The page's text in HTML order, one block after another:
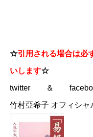
☆引用される場合は必
いします☆
twitter ＆
竹村亞希子 オフィシャ